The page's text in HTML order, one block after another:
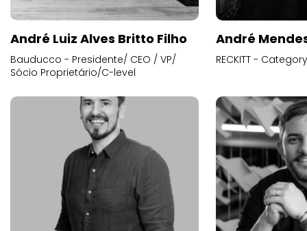
André Luiz Alves Britto Filho
Bauducco - Presidente/ CEO / VP/
Sócio Proprietário/C-level
André
RECKITT -